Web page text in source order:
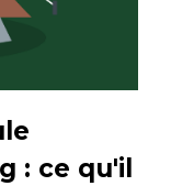
: ce qu'il